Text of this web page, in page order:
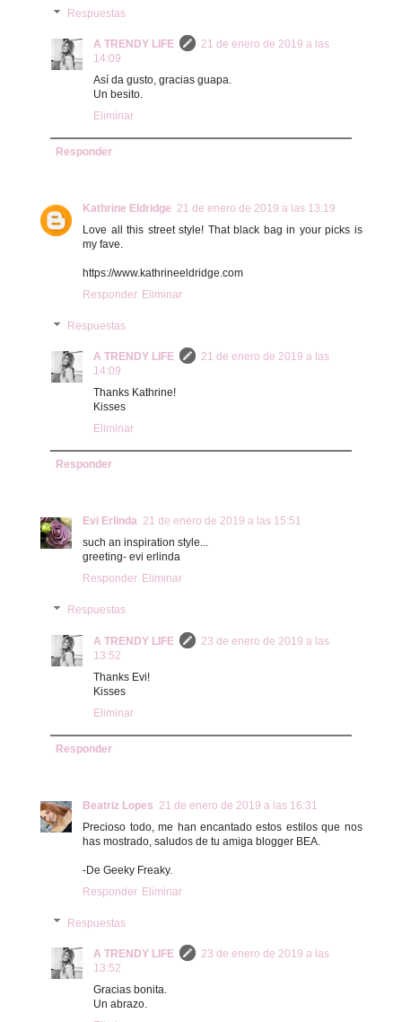
Respuestas
A TRENDY LIFE
21 de enero de 2019 a las
14:09
Así da gusto, gracias guapa.
Un besito.
Eliminar
Responder
Kathrine Eldridge 21 de enero de 2019 a las 13:19
Love all this street style! That black bag in your picks is
my fave.
https://www.kathrineeldridge.com
Responder Eliminar
Respuestas
A TRENDY LIFE
21 de enero de 2019 a las
14:09
Thanks Kathrine!
Kisses
Eliminar
Responder
Evi Erlinda 21 de enero de 2019 a las 15:51
such an inspiration style...
greeting- evi erlinda
Responder Eliminar
Respuestas
A TRENDY LIFE
23 de enero de 2019 a las
13:52
Thanks Evi!
Kisses
Eliminar
Responder
Beatriz Lopes 21 de enero de 2019 a las 16:31
Precioso todo, me han encantado estos estilos que nos
has mostrado, saludos de tu amiga blogger BEA.
-De Geeky Freaky.
Responder Eliminar
Respuestas
A TRENDY LIFE
23 de enero de 2019 a las
13:52
Gracias bonita.
Un abrazo.